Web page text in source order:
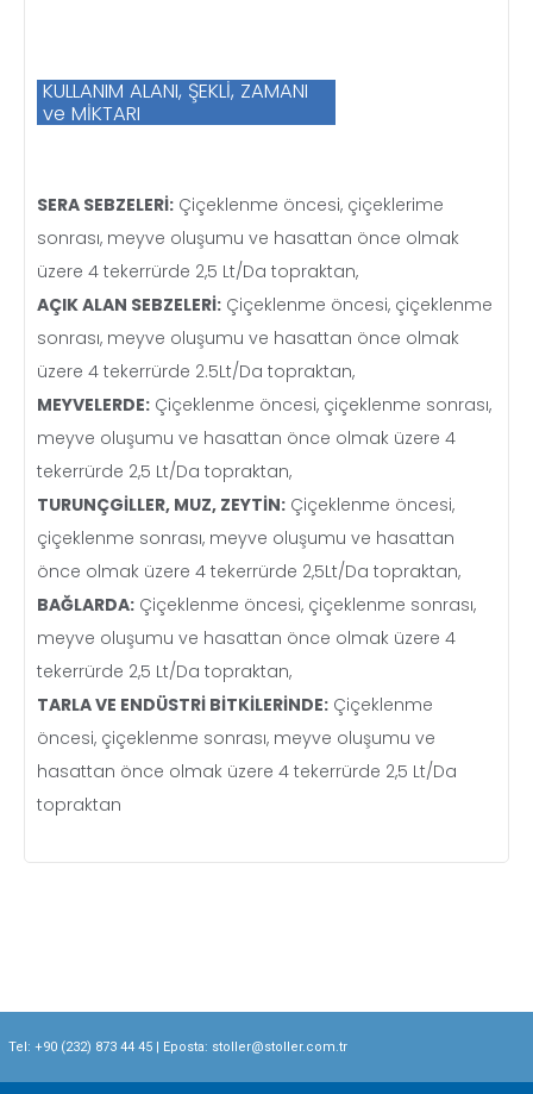
KULLANIM ALANI, ŞEKLİ, ZAMANI
ve MİKTARI
SERA SEBZELERİ: Çiçeklenme öncesi, çiçeklerime
sonrası, meyve oluşumu ve hasattan önce olmak
üzere 4 tekerrürde 2,5 Lt/Da topraktan,
AÇIK ALAN SEBZELERİ: Çiçeklenme öncesi, çiçeklenme
sonrası, meyve oluşumu ve hasattan önce olmak
üzere 4 tekerrürde 2.5Lt/Da topraktan,
MEYVELERDE: Çiçeklenme öncesi, çiçeklenme sonrası,
meyve oluşumu ve hasattan önce olmak üzere 4
tekerrürde 2,5 Lt/Da topraktan,
TURUNÇGİLLER, MUZ, ZEYTİN: Çiçeklenme öncesi,
çiçeklenme sonrası, meyve oluşumu ve hasattan
önce olmak üzere 4 tekerrürde 2,5Lt/Da topraktan,
BAĞLARDA: Çiçeklenme öncesi, çiçeklenme sonrası,
meyve oluşumu ve hasattan önce olmak üzere 4
tekerrürde 2,5 Lt/Da topraktan,
TARLA VE ENDÜSTRİ BİTKİLERİNDE: Çiçeklenme
öncesi, çiçeklenme sonrası, meyve oluşumu ve
hasattan önce olmak üzere 4 tekerrürde 2,5 Lt/Da
topraktan
Tel: +90 (232) 873 44 45 | Eposta: stoller@stoller.com.tr